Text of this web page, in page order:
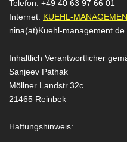
Telefon: +49 40 63 97 66 01
Internet: KUEHL-
nina(at)Kuehl-management.de
Inhaltlich Verantwortlicher
Sanjeev Pathak
Möllner Landstr.32c
21465 Reinbek
Haftungshinweis: